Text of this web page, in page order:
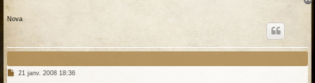
Nova
M21 janv. 2008 18:36